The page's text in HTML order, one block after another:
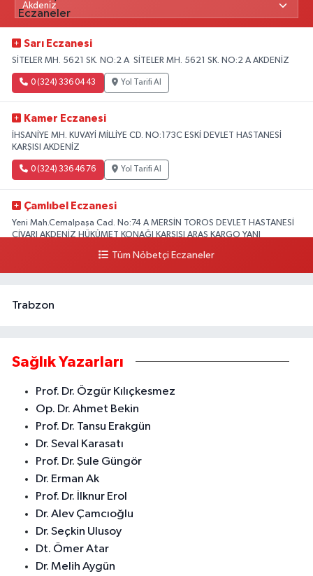
Sarı Eczanesi
SİTELER MH. 5621 SK. NO:2 A SİTELER MH. 5621 SK. NO:2 A AKDENİZ
0 (324) 336 04 43 Yol Tarifi Al
Kamer Eczanesi
İHSANİYE MH. KUVAYİ MİLLİYE CD. NO:173C ESKİ DEVLET HASTANESİ
KARŞISI AKDENİZ
0 (324) 336 46 76 Yol Tarifi Al
Çamlıbel Eczanesi
Yeni Mah.Cemalpaşa Cad. No:74 A MERSİN TOROS DEVLET HASTANESİ
CİVARI AKDENİZ HÜKÜMET KONAĞI KARŞISI ARAS KARGO YANI
Yol Tarifi Al
Tüm Nöbetçi Eczaneler
Trabzon
Sağlık Yazarları
Prof. Dr. Özgür Kılıçkesmez
Op. Dr. Ahmet Bekin
Prof. Dr. Tansu Erakgün
Dr. Seval Karasatı
Prof. Dr. Şule Güngör
Dr. Erman Ak
Prof. Dr. İlknur Erol
Dr. Alev Çamcıoğlu
Dr. Seçkin Ulusoy
Dt. Ömer Atar
Dr. Melih Aygün